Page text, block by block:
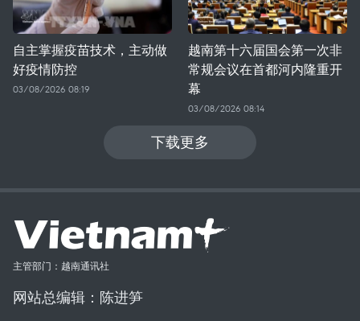
自主掌握疫苗技术，主动做
好疫情防控
03/08/2026 08:19
越南第十六届国会第一次非
常规会议在首都河内隆重开
幕
03/08/2026 08:14
下载更多
主管部门：越南通讯社
网站总编辑：陈进笋